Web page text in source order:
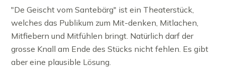
"De Geischt vom Santebärg" ist ein Theaterstück,
welches das Publikum zum Mit-denken, Mitlachen,
Mitfiebern und Mitfühlen bringt. Natürlich darf der
grosse Knall am Ende des Stücks nicht fehlen. Es gibt
aber eine plausible Lösung.